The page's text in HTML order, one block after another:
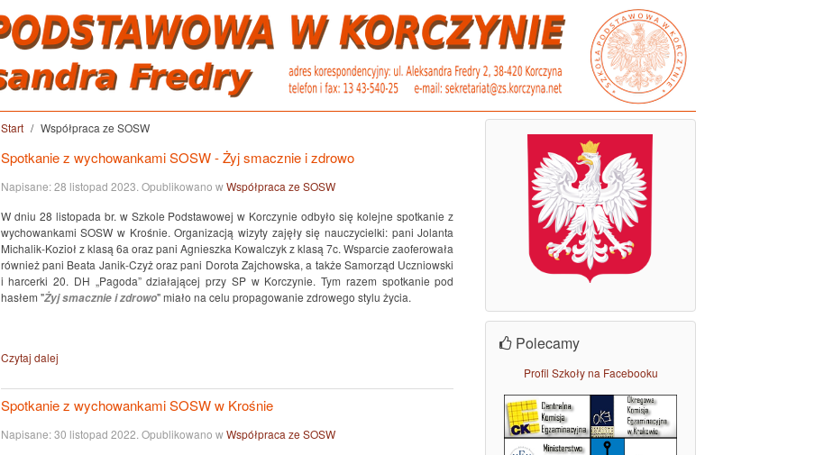
Start Współpraca ze SOSW
Spotkanie z wychowankami SOSW - Żyj smacznie i zdrowo
Napisane:28 listopad 2023 . Opublikowano wWspółpraca ze SOSW
W dniu 28 listopada br. w Szkole Podstawowej w Korczynie odbyło się kolejne spotkanie z
wychowankami SOSW w Krośnie. Organizacją wizyty zajęły się nauczycielki: pani Jolanta
Michalik-Kozioł z klasą 6a oraz pani Agnieszka Kowalczyk z klasą 7c. Wsparcie zaoferowała
również pani Beata Janik-Czyż oraz pani Dorota Zajchowska, a także Samorząd Uczniowski
i harcerki 20. DH „Pagoda” działającej przy SP w Korczynie. Tym razem spotkanie pod
hasłem "Żyj smacznie i zdrowo" miało na celu propagowanie zdrowego stylu życia.
Czytaj dalej
Spotkanie z wychowankami SOSW w Krośnie
Napisane:30 listopad 2022 . Opublikowano wWspółpraca ze SOSW
Polecamy
Profil Szkoły na Facebooku